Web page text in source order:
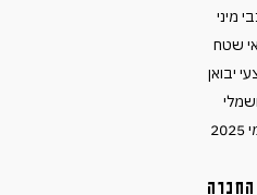
מיני
שטח
יבואן